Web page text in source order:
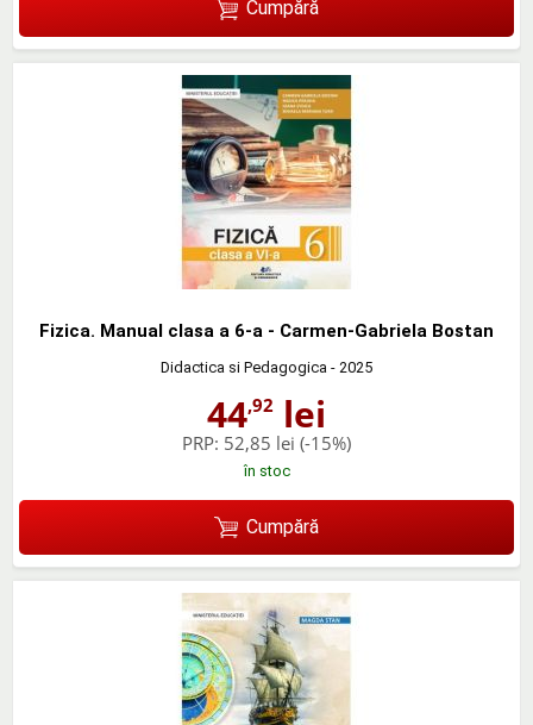
Cumpără
Fizica. Manual clasa a 6-a - Carmen-Gabriela Bostan
Didactica si Pedagogica - 2025
44,92 lei
PRP: 52,85 lei (-15%)
în stoc
Cumpără